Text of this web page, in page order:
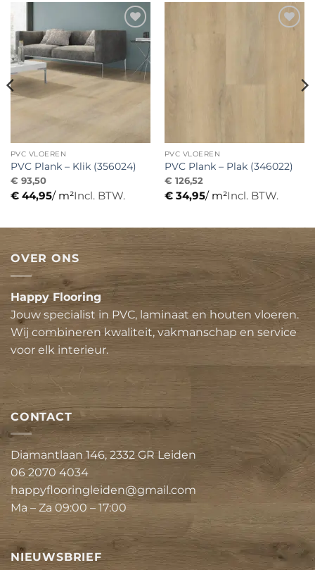
Toevoegen
verlanglijst
PVC VLOEREN
PVC Plank – Klik (356024)
€ 93,50
€44,95/ m²Incl. BTW.
PVC VLOEREN
PVC Plank – Plak (346022)
€ 126,52
€34,95/ m²Incl. BTW.
OVER ONS
Happy Flooring
Jouw specialist in PVC, laminaat en houten vloeren.
Wij combineren kwaliteit, vakmanschap en service
voor elk interieur.
CONTACT
Diamantlaan 146, 2332 GR Leiden
06 2070 4034
happyflooringleiden@gmail.com
Ma – Za 09:00 – 17:00
NIEUWSBRIEF